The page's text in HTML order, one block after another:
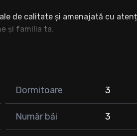
de calitate și amenajată cu
și familia ta.
Dormitoare 3
Număr băi 3